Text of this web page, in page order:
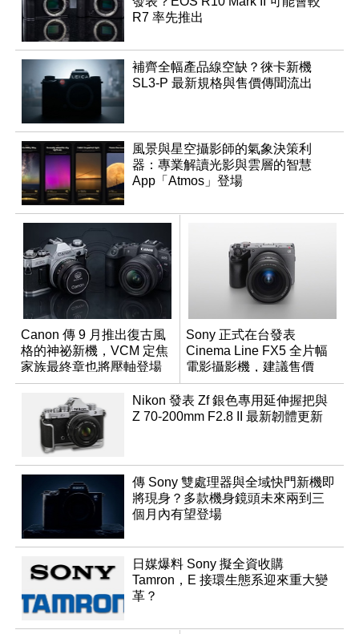
R7 率先推出
補齊全幅產品線空缺？徠卡新機
SL3-P 最新規格與售價傳聞流出
風景與星空攝影師的氣象決策利
器：專業解讀光影與雲層的智慧
App「Atmos」登場
Canon 傳 9 月推出復古風
格的神祕新機，VCM 定焦
家族最終章也將壓軸登場
Sony 正式在台發表
Cinema Line FX5 全片幅
電影攝影機，建議售價
NT$144,980
Nikon 發表 Zf 銀色專用延伸握把與
Z 70-200mm F2.8 II 最新韌體更新
傳 Sony 雙處理器與全域快門新機即
將現身？多款機身鏡頭未來兩到三
個月內有望登場
日媒爆料 Sony 擬全資收購
Tamron，E 接環生態系迎來重大變
革？